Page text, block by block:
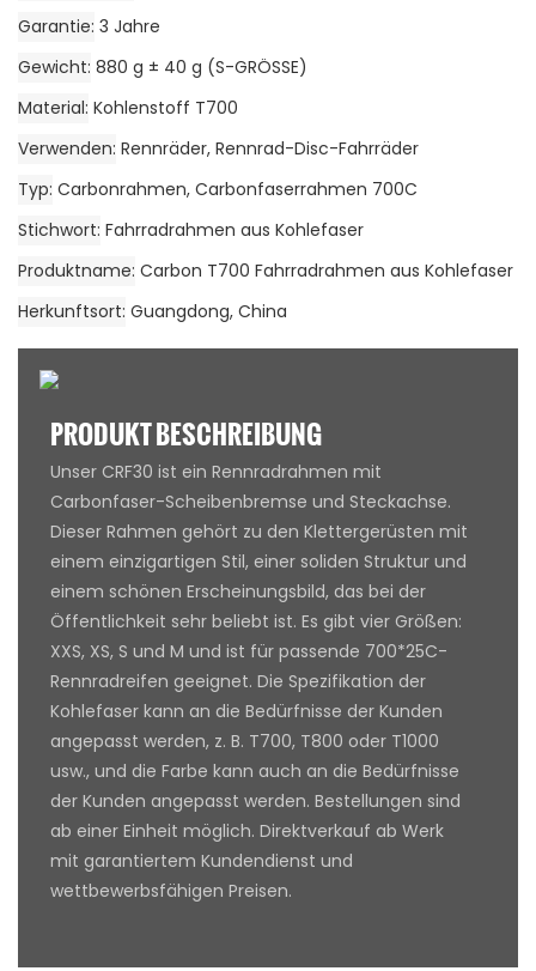
Garantie 3 Jahre
Gewicht 880 g ± 40 g (S-GRÖSSE)
Material Kohlenstoff T700
Verwenden Rennräder, Rennrad-Disc-Fahrräder
Typ Carbonrahmen, Carbonfaserrahmen 700C
Stichwort Fahrradrahmen aus Kohlefaser
Produktname Carbon T700 Fahrradrahmen aus Kohlefaser
Herkunftsort Guangdong, China
PRODUKT BESCHREIBUNG
Unser CRF30 ist ein Rennradrahmen mit
Carbonfaser-Scheibenbremse und Steckachse.
Dieser Rahmen gehört zu den Klettergerüsten mit
einem einzigartigen Stil, einer soliden Struktur und
einem schönen Erscheinungsbild, das bei der
Öffentlichkeit sehr beliebt ist. Es gibt vier Größen:
XXS, XS, S und M und ist für passende 700*25C-
Rennradreifen geeignet. Die Spezifikation der
Kohlefaser kann an die Bedürfnisse der Kunden
angepasst werden, z. B. T700, T800 oder T1000
usw., und die Farbe kann auch an die Bedürfnisse
der Kunden angepasst werden. Bestellungen sind
ab einer Einheit möglich. Direktverkauf ab Werk
mit garantiertem Kundendienst und
wettbewerbsfähigen Preisen.